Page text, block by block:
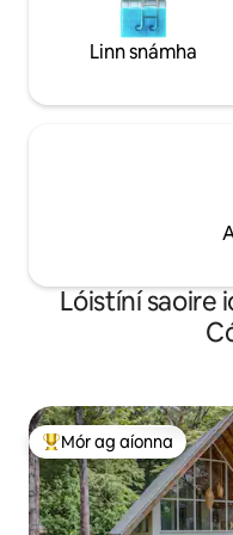
Linn snámha
Lóistíní saoire
An-mhór ag aíonna
Mór ag aíonna